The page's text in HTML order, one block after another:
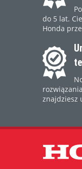
do 5 lat.
Honda
znajdziesz